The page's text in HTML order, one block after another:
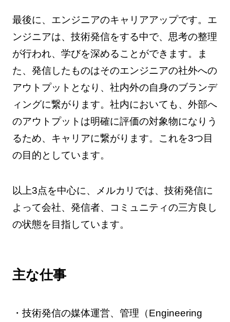
最後に、エンジニアのキャリアアップです。エ
ンジニアは、技術発信をする中で、思考の整理
が行われ、学びを深めることができます。ま
た、発信したものはそのエンジニアの社外への
アウトプットとなり、社内外の自身のブランデ
ィングに繋がります。社内においても、外部へ
のアウトプットは明確に評価の対象物になりう
るため、キャリアに繋がります。これを3つ目
の目的としています。
以上3点を中心に、メルカリでは、技術発信に
よって会社、発信者、コミュニティの三方良し
の状態を目指しています。
主な仕事
・技術発信の媒体運営、管理（Engineering